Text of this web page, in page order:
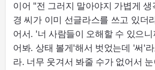
이어 "전 그러지 말아야지 가볍게 생
경 씨가 이미 선글라스를 쓰고 있더
어서. '너 사람들이 오해할 수 있으
어봐. 상태 볼게'해서 벗었는데 '써'
라. 너무 웃겨서 봐줄 수가 없어서